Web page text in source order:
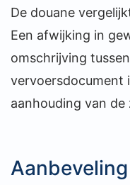
De douane
Een afwijking in
omschrijving
vervoersdocument
aanhouding van de
Aanbeveling